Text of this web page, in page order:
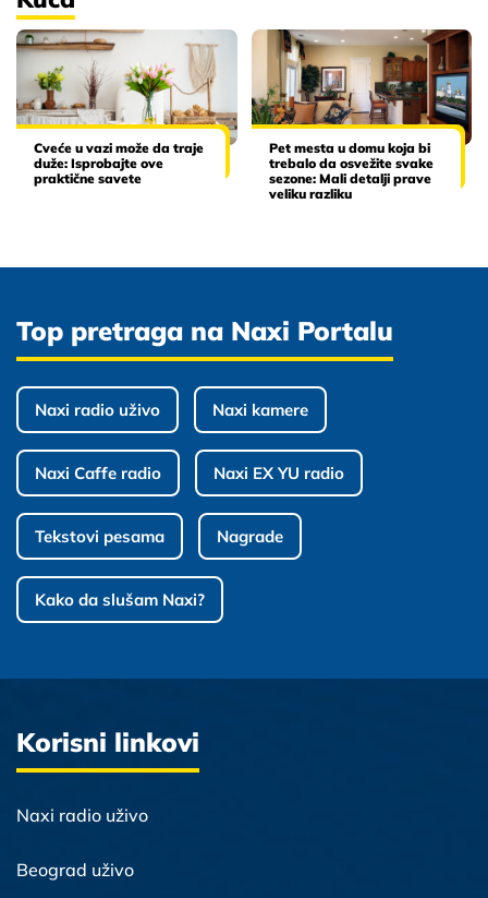
Cveće u vazi može da traje
duže: Isprobajte ove
praktične savete
Pet mesta u domu koja bi
trebalo da osvežite svake
sezone: Mali detalji prave
veliku razliku
Top pretraga na Naxi Portalu
Naxi radio uživo Naxi kamere
Naxi Caffe radio Naxi EX YU radio
Tekstovi pesama Nagrade
Kako da slušam Naxi?
Korisni linkovi
Naxi radio uživo
Beograd uživo